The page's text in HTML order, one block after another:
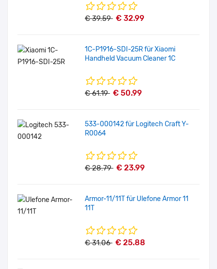
€ 39.59 € 32.99
1C-P1916-SDI-25R für Xiaomi
Handheld Vacuum Cleaner 1C
€ 61.19 € 50.99
533-000142 für Logitech Craft Y-
R0064
€ 28.79 € 23.99
Armor-11/11T für Ulefone Armor 11
11T
€ 31.06 € 25.88